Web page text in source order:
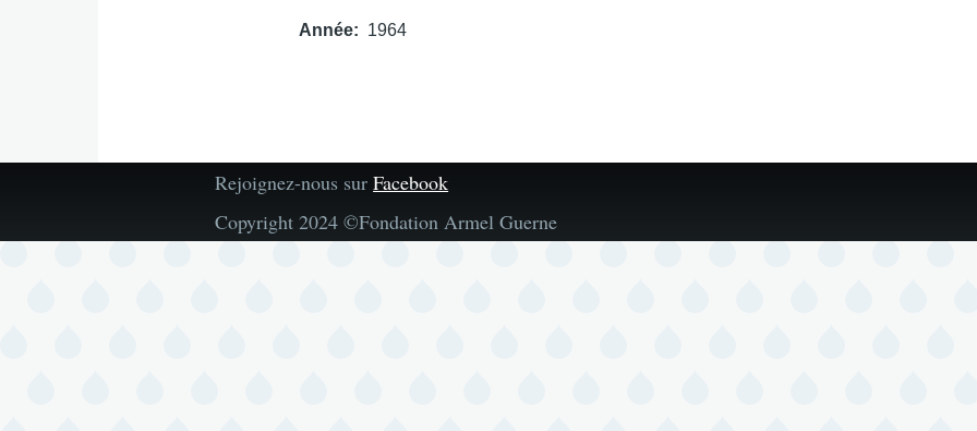
Année 1964
Rejoignez-nous surFacebook
Copyright 2024 ©Fondation Armel Guerne